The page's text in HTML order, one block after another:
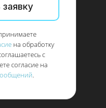
на обработку
с
согласие на
.